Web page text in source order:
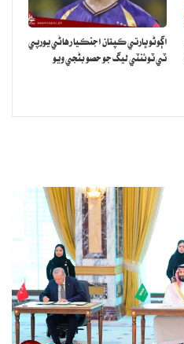
اڳوڻو ڀارتي ڪپتان اجنڪيا رهاڻي يورپي
ٽي ٽوئنٽي ليگ جو حصو بڻجي ويو